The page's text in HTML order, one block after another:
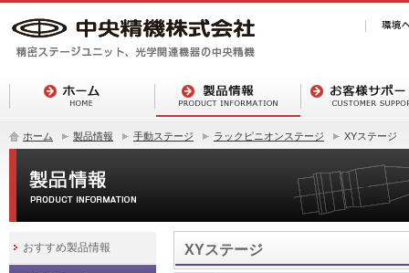
ホーム 製品情報 手動ステージ ラックピニオンステージ XYステージ
XYステージ
おすすめ製品情報